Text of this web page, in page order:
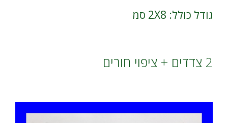
גודל כולל: 2X8 סמ
2 צדדים + ציפוי חורים